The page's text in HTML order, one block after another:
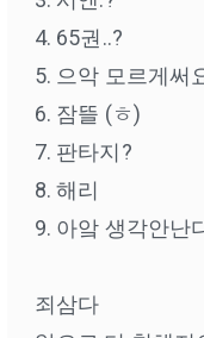
4. 65권..?
5. 으악 모르게써
6. 잠뜰 (ㅎ)
7. 판타지?
8. 해리
9. 아앜 생각안난
죄삼다